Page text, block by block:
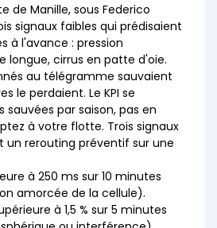
de Manille, sous Federico
signaux faibles qui prédisaient
à l'avance : pression
longue, cirrus en patte d'oie.
au télégramme sauvaient
le perdaient. Le KPI se
par saison, pas en
à votre flotte. Trois signaux
un rerouting préventif sur une
à 250 ms sur 10 minutes
amorcée de la cellule).
à 1,5 % sur 5 minutes